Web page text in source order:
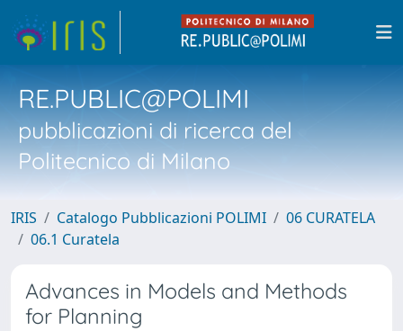
RE.PUBLIC@POLIMI
pubblicazioni di ricerca del
Politecnico di Milano
IRIS Catalogo Pubblicazioni POLIMI
06 CURATELA
06.1 Curatela
Advances in Models and Methods
for Planning